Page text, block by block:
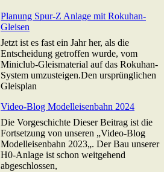
Planung Spur-Z Anlage mit Rokuhan-
Gleisen
Jetzt ist es fast ein Jahr her, als die
Entscheidung getroffen wurde, vom
Miniclub-Gleismaterial auf das Rokuhan-
System umzusteigen.Den ursprünglichen
Gleisplan
Video-Blog Modelleisenbahn 2024
Die Vorgeschichte Dieser Beitrag ist die
Fortsetzung von unseren „Video-Blog
Modelleisenbahn 2023„. Der Bau unserer
H0-Anlage ist schon weitgehend
abgeschlossen,